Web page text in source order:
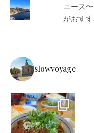
ニース
がおす
slowvoyage_
名古屋＆近辺で食べたものたち。 矢場とんの味噌カツ丼
熱田